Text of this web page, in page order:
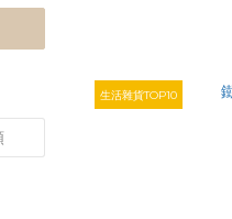
生活雜貨TOP10